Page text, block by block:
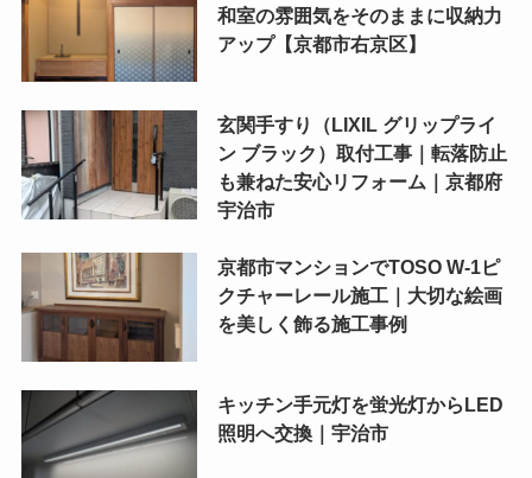
和室の雰囲気をそのままに収納力
アップ【京都市右京区】
玄関手すり（LIXIL グリップライ
ン ブラック）取付工事｜転落防止
も兼ねた安心リフォーム｜京都府
宇治市
京都市マンションでTOSO W-1ピ
クチャーレール施工｜大切な絵画
を美しく飾る施工事例
キッチン手元灯を蛍光灯からLED
照明へ交換｜宇治市